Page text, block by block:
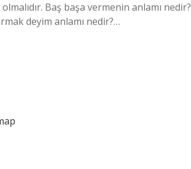
Baş başa vermenin anlamı nedir?
deyim anlamı nedir?…